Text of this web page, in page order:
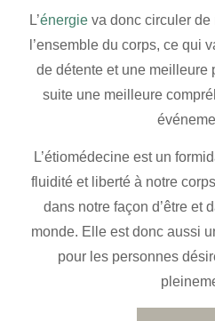
L’énergie va donc circuler
l’ensemble du corps, ce qui
de détente et une meilleure
suite une meilleure
L’étiomédecine est un
fluidité et liberté à notre
dans notre façon d’être et
monde. Elle est donc aussi
pour les personnes